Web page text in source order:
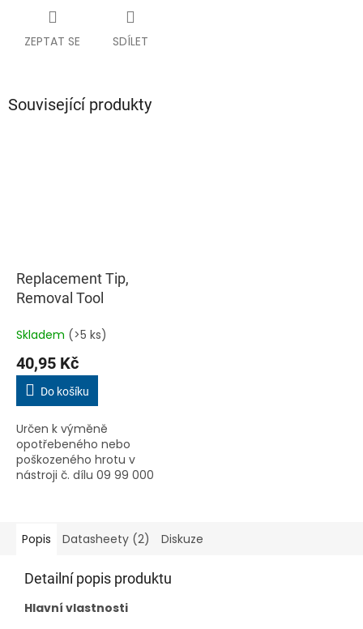
ZEPTAT SE SDÍLET
Související produkty
Replacement Tip,
Removal Tool
Skladem (>5 ks)
40,95 Kč
Do košíku
Určen k výměně
opotřebeného nebo
poškozeného hrotu v
nástroji č. dílu 09 99 000
výměny celého...
Popis Datasheety (2) Diskuze
Detailní popis produktu
Hlavní vlastnosti